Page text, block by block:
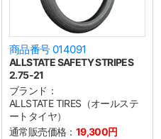
商品番号 014091
ALLSTATE SAFETY STRIPES
2.75-21
ブランド：
ALLSTATE TIRES（オールステ
ートタイヤ）
通常販売価格： 19,300円